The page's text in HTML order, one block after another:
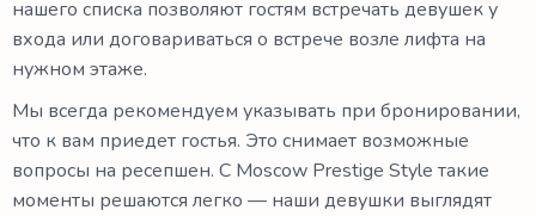
нашего списка позволяют гостям встречать девушек у
входа или договариваться о встрече возле лифта на
нужном этаже.
Мы всегда рекомендуем указывать при бронировании,
что к вам приедет гостья. Это снимает возможные
вопросы на ресепшен. С Moscow Prestige Style такие
моменты решаются легко — наши девушки выглядят